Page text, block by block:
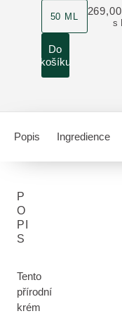
velikost produktu
50 ML
s
Do
košíku
Popis Ingredience
P
O
PI
S
Tento
přírodní
krém